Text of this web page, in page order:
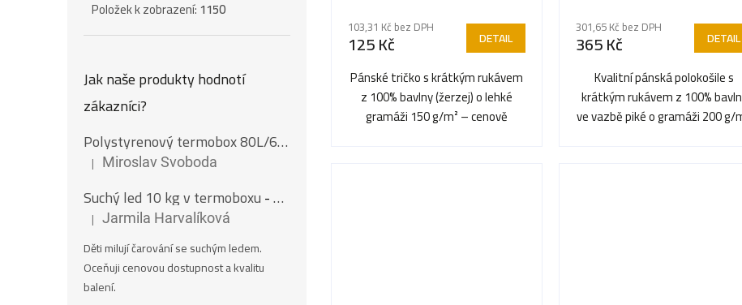
Položek k zobrazení:1150
Jak naše produkty hodnotí
zákazníci?
Polystyrenový termobox 80L/62Kg
Hodnocení produktu je 5 z 5 hvězdiček.
| Miroslav Svoboda
Suchý led 10 kg v termoboxu- Nugety 16 mm
Hodnocení produktu je 5 z 5 hvězdiček.
| Jarmila Harvalíková
Děti milují čarování se suchým ledem.
Oceňuji cenovou dostupnost a kvalitu
balení.
103,31 Kč bez DPH
125 Kč DETAIL
Pánské tričko s krátkým rukávem
z 100% bavlny (žerzej) o lehké
gramáži 150 g/m² – cenově
hodnocení
produktu
je
5
301,65 Kč bez DPH
365 Kč DETAIL
Kvalitní pánská polokošile s
krátkým rukávem z 100%
ve vazbě piké o gramáži 200 g/